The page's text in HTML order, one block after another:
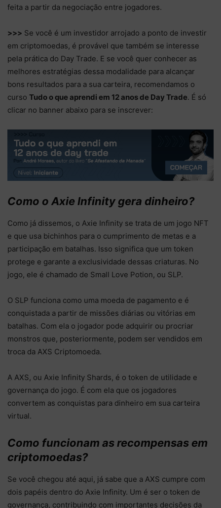
feita a partir da negociação entre jogadores.
>>> Se você é um investidor arrojado a ponto de investir
em criptomoedas, é provável que também se interesse
pela prática do Day Trade. E se você quer conhecer as
melhores estratégias dessa modalidade para alcançar
bons resultados para a sua carteira, recomendamos o
curso Tudo o que aprendi em 12 anos de Day Trade. É só
clicar no banner abaixo para se inscrever:
Como o Axie Infinity gera dinheiro?
Como já dissemos, o Axie Infinity se trata de um jogo NFT
e que usa bichinhos para o cumprimento de metas e a
participação em batalhas. Isso significa que um token
protege e garante a exclusividade dessas criaturas. No
jogo, ele é chamado de Small Love Potion, ou SLP.
O SLP funciona como uma moeda de pagamento e é
conquistada a partir de missões diárias ou vitórias em
batalhas. Com ela o jogador pode adquirir ou procriar
monstros que, posteriormente, podem ser vendidos em
troca da AXS Criptomoeda.
A AXS, ou Axie Infinity Shards, é o token de utilidade e
governança do jogo. É com ela que os jogadores
convertem as conquistas para dinheiro em sua carteira
virtual.
Como funcionam as recompensas em
criptomoedas?
Se você chegou até aqui, já sabe que a AXS cumpre com
dois papéis dentro do Axie Infinity. Um é ser o token de
governança, contribuindo com importantes decisões da